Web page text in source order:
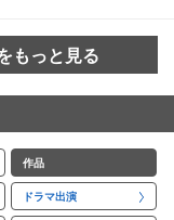
もっと見る
作品
ドラマ出演